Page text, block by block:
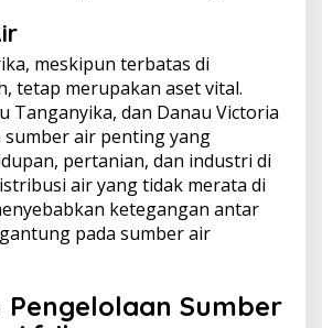
meskipun terbatas di
tetap merupakan aset vital.
Tanganyika, dan Danau Victoria
sumber air penting yang
pertanian, dan industri di
air yang tidak merata di
ketegangan antar
pada sumber air
Pengelolaan Sumber